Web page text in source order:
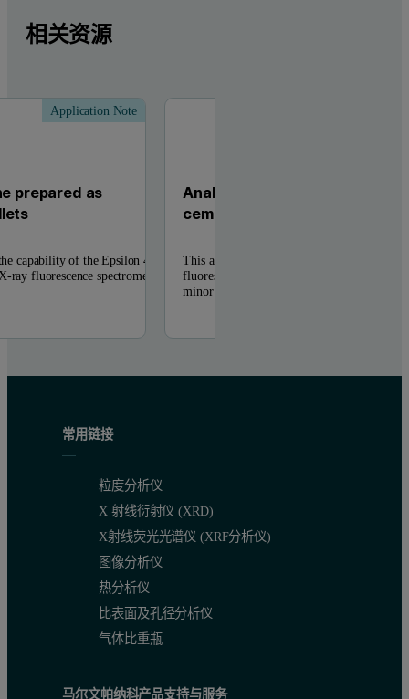
相关资源
Application Note
prepared as
capability of the Epsilon 4, a
ray fluorescence spectrometer
Analysis of major and minor
cement pressed powders
This application note shows that the
fluorescence spectrometer is capable of
minor elements in ...
常用链接
粒度分析仪
X 射线衍射仪 (XRD)
X射线荧光光谱仪 (XRF分析仪)
图像分析仪
热分析仪
比表面及孔径分析仪
气体比重瓶
马尔文帕纳科产品支持与服务